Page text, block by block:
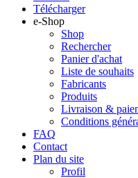
Télécharger
e-Shop
Shop
Rechercher
Panier d'achat
Liste de souhaits
Fabricants
Produits
Livraison &
Conditions
FAQ
Contact
Plan du site
Profil